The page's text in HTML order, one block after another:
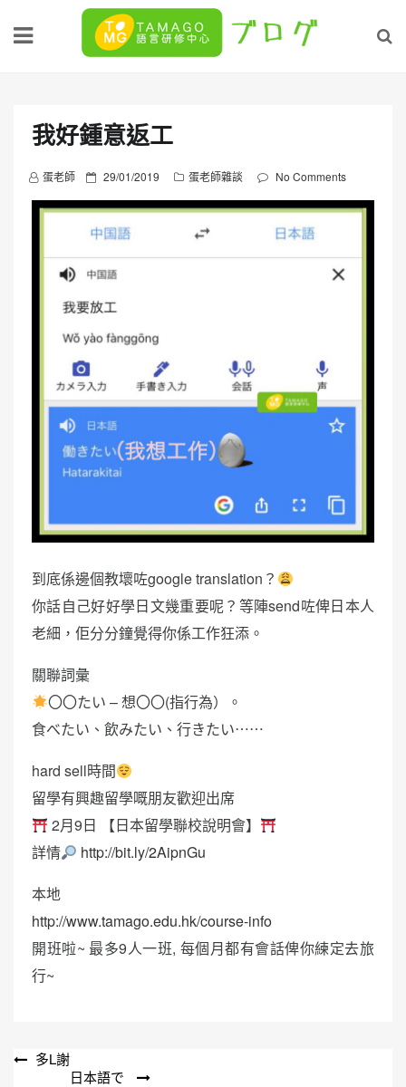
我好鍾意返工
蛋老師
P
o
t
e
d
o
29/01/2019 蛋老師雜談 No Comments
到底係邊個教壞咗google translation？
你話自己好好學日文幾重要呢？等陣send咗俾日本人
老細，佢分分鐘覺得你係工作狂添。
關聯詞彙
〇〇たい – 想〇〇(指行為）。
食べたい、飲みたい、行きたい⋯⋯
hard sell時間
留學有興趣留學嘅朋友歡迎出席
2月9日 【日本留學聯校說明會】
詳情
http://bit.ly/2AipnGu
本地
http://www.tamago.edu.hk/course-info
開班啦~ 最多9人一班, 每個月都有會話俾你練定去旅
行~
文 多L謝
日本語で